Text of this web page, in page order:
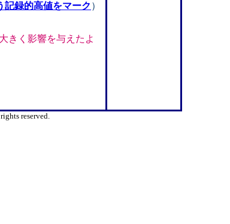
記録的高値をマーク ）
きく影響を与えたよ
reserved.